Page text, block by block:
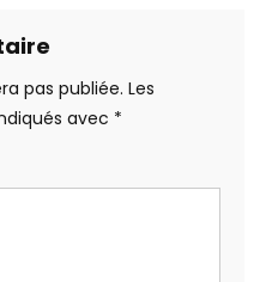
pas publiée. Les
avec *